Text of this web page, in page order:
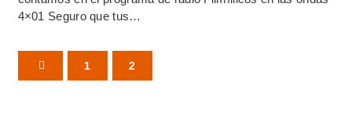
4×01 Seguro que tus…
1 2